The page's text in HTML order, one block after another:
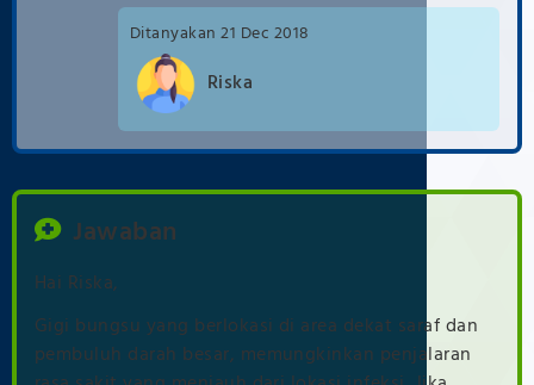
21 Dec 2018
Riska
Jawaban
Hai Riska,
Gigi bungsu yang berlokasi di area dekat saraf dan
pembuluh darah besar, memungkinkan penjalaran